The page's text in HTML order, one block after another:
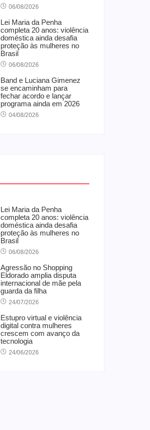
06/08/2026
Lei Maria da Penha
completa 20 anos: violência
doméstica ainda desafia
proteção às mulheres no
Brasil
06/08/2026
Band e Luciana Gimenez
se encaminham para
fechar acordo e lançar
programa ainda em 2026
04/08/2026
Lei Maria da Penha
completa 20 anos: violência
doméstica ainda desafia
proteção às mulheres no
Brasil
06/08/2026
Agressão no Shopping
Eldorado amplia disputa
internacional de mãe pela
guarda da filha
24/07/2026
Estupro virtual e violência
digital contra mulheres
crescem com avanço da
tecnologia
24/06/2026